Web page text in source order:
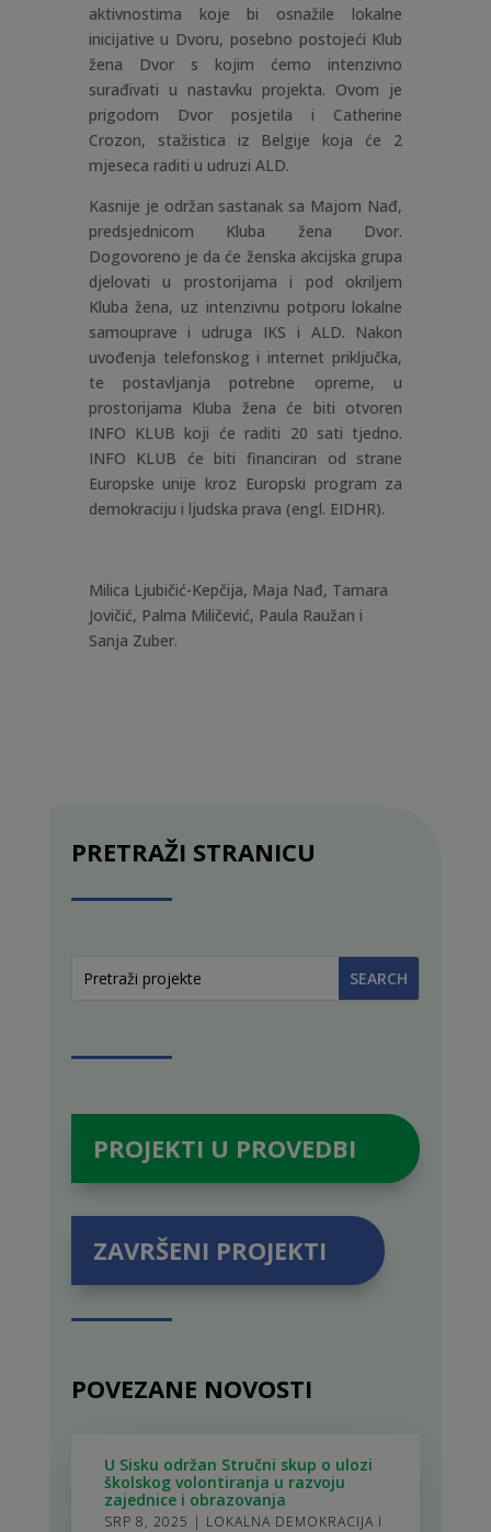
aktivnostima koje bi osnažile lokalne
inicijative u Dvoru, posebno postojeći Klub
žena Dvor s kojim ćemo intenzivno
surađivati u nastavku projekta. Ovom je
prigodom Dvor posjetila i Catherine
Crozon, stažistica iz Belgije koja će 2
mjeseca raditi u udruzi ALD.
Kasnije je održan sastanak sa Majom Nađ,
predsjednicom Kluba žena Dvor.
Dogovoreno je da će ženska akcijska grupa
djelovati u prostorijama i pod okriljem
Kluba žena, uz intenzivnu potporu lokalne
samouprave i udruga IKS i ALD. Nakon
uvođenja telefonskog i internet priključka,
te postavljanja potrebne opreme, u
prostorijama Kluba žena će biti otvoren
INFO KLUB koji će raditi 20 sati tjedno.
INFO KLUB će biti financiran od strane
Europske unije kroz Europski program za
demokraciju i ljudska prava (engl. EIDHR).
Milica Ljubičić-Kepčija, Maja Nađ, Tamara
Jovičić, Palma Miličević, Paula Raužan i
Sanja Zuber.
PRETRAŽI STRANICU
PROJEKTI U PROVEDBI
ZAVRŠENI PROJEKTI
POVEZANE NOVOSTI
U Sisku održan Stručni skup o ulozi
školskog volontiranja u razvoju
zajednice i obrazovanja
SRP 8, 2025 | LOKALNA DEMOKRACIJA I